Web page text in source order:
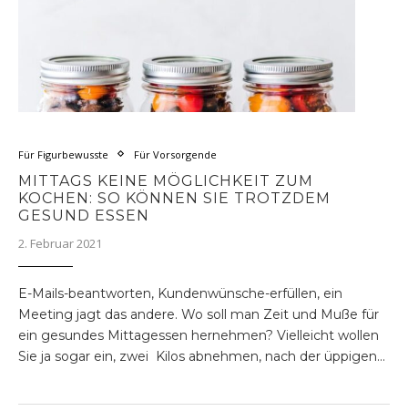
Für Figurbewusste Für Vorsorgende
MITTAGS KEINE MÖGLICHKEIT ZUM
KOCHEN: SO KÖNNEN SIE TROTZDEM
GESUND ESSEN
2. Februar 2021
E-Mails-beantworten, Kundenwünsche-erfüllen, ein
Meeting jagt das andere. Wo soll man Zeit und Muße für
ein gesundes Mittagessen hernehmen? Vielleicht wollen
Sie ja sogar ein, zwei Kilos abnehmen, nach der üppigen…